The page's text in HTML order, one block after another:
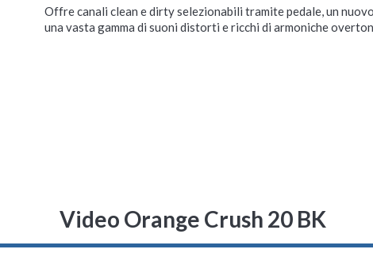
Offre canali clean e dirty selezionabili tramite pedale, un
una vasta gamma di suoni distorti e ricchi di armoniche
Video Orange Crush 20 BK